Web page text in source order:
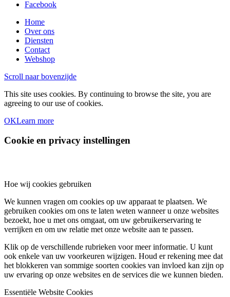
Facebook
Home
Over ons
Diensten
Contact
Webshop
Scroll naar bovenzijde
This site uses cookies. By continuing to browse the site, you are
agreeing to our use of cookies.
OKLearn more
Cookie en privacy instellingen
Hoe wij cookies gebruiken
We kunnen vragen om cookies op uw apparaat te plaatsen. We
gebruiken cookies om ons te laten weten wanneer u onze websites
bezoekt, hoe u met ons omgaat, om uw gebruikerservaring te
verrijken en om uw relatie met onze website aan te passen.
Klik op de verschillende rubrieken voor meer informatie. U kunt
ook enkele van uw voorkeuren wijzigen. Houd er rekening mee dat
het blokkeren van sommige soorten cookies van invloed kan zijn op
uw ervaring op onze websites en de services die we kunnen bieden.
Essentiële Website Cookies